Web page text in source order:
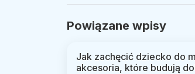
Powiązane wpisy
Jak zachęcić dziecko do
akcesoria, które budują